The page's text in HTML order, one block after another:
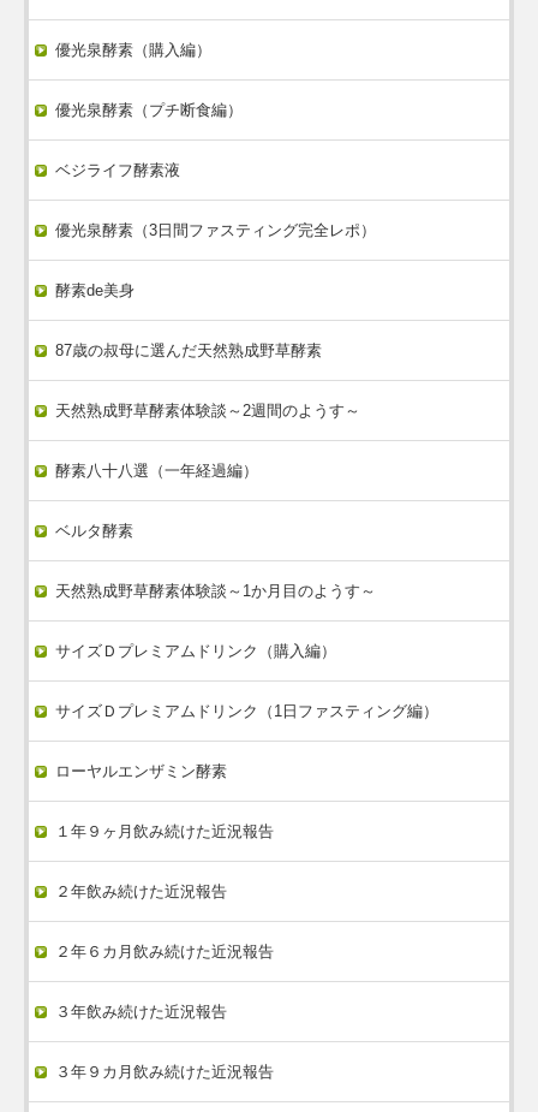
優光泉酵素（購入編）
優光泉酵素（プチ断食編）
ベジライフ酵素液
優光泉酵素（3日間ファスティング完全レポ）
酵素de美身
87歳の叔母に選んだ天然熟成野草酵素
天然熟成野草酵素体験談～2週間のようす～
酵素八十八選（一年経過編）
ベルタ酵素
天然熟成野草酵素体験談～1か月目のようす～
サイズＤプレミアムドリンク（購入編）
サイズＤプレミアムドリンク（1日ファスティング編）
ローヤルエンザミン酵素
１年９ヶ月飲み続けた近況報告
２年飲み続けた近況報告
２年６カ月飲み続けた近況報告
３年飲み続けた近況報告
３年９カ月飲み続けた近況報告